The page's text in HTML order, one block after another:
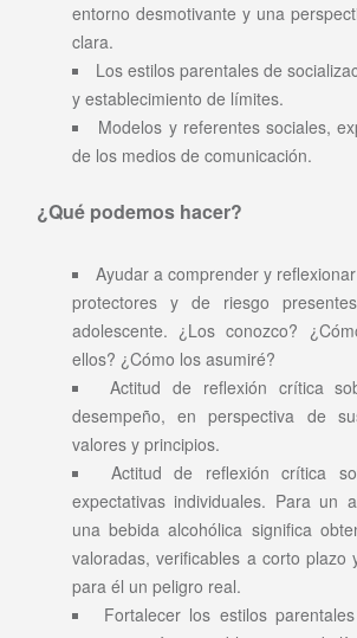
entorno desmotivante y una
clara.
Los estilos parentales de
y establecimiento de límites.
Modelos y referentes sociales,
de los medios de comunicación.
¿Qué podemos hacer?
Ayudar a comprender y
protectores y de riesgo
adolescente. ¿Los conozco?
ellos? ¿Cómo los asumiré?
Actitud de reflexión crítica
desempeño, en perspectiva de
valores y principios.
Actitud de reflexión crítica
expectativas individuales. Para un
una bebida alcohólica significa
valoradas, verificables a corto plazo
para él un peligro real.
Fortalecer los estilos